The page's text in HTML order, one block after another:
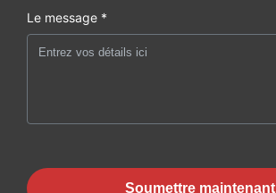
Le message *
Soumettre maintenant